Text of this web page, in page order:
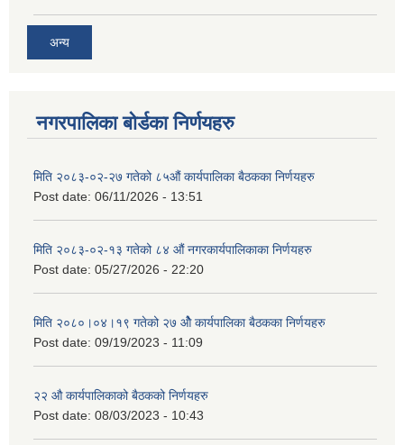
अन्य
नगरपालिका बोर्डका निर्णयहरु
मिति २०८३-०२-२७ गतेको ८५औं कार्यपालिका बैठकका निर्णयहरु
Post date: 06/11/2026 - 13:51
मिति २०८३-०२-१३ गतेको ८४ औं नगरकार्यपालिकाका निर्णयहरु
Post date: 05/27/2026 - 22:20
मिति २०८०।०४।१९ गतेको २७ ‌‍‌ओेै कार्यपालिका बैठकका निर्णयहरु
Post date: 09/19/2023 - 11:09
२‍२ औ कार्यपालिकाको बैठकको निर्णयहरु
Post date: 08/03/2023 - 10:43